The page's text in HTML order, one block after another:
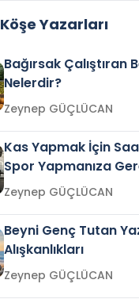
Köşe Yazarları
Bağırsak Çalıştıran
Nelerdir?
Zeynep GÜÇLÜCAN
Kas Yapmak İçin
Spor Yapmanıza
Zeynep GÜÇLÜCAN
Beyni Genç Tutan
Alışkanlıkları
Zeynep GÜÇLÜCAN